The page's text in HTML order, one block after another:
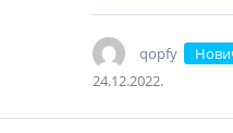
qopfy
24.12.2022.